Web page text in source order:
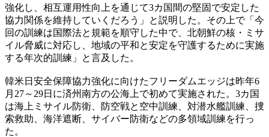
強化し、相互運用性向上を通じて3カ国間の堅固で安定した
協力関係を維持していくだろう」と説明した。その上で「今
回の訓練は国際法と規範を順守した中で、北朝鮮の核・ミサ
イル脅威に対応し、地域の平和と安定を守護するために実施
する年次的訓練」と言及した。
韓米日安全保障協力強化に向けたフリーダムエッジは昨年6
月27～29日に済州南方の公海上で初めて実施された。3カ国
は海上ミサイル防衛、防空戦と空中訓練、対潜水艦訓練、捜
索救助、海洋遮断、サイバー防衛などの多領域訓練を行っ
た。